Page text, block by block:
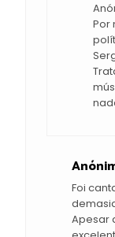
Por
Foi
Apesar